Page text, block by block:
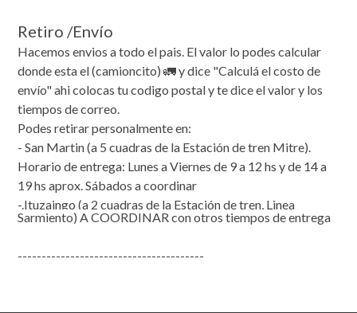
Retiro /Envío
Hacemos envios a todo el pais. El valor lo podes calcular
donde esta el (camioncito) 🚛 y dice "Calculá el costo de
envío" ahi colocas tu codigo postal y te dice el valor y los
tiempos de correo.
Podes retirar personalmente en:
- San Martin (a 5 cuadras de la Estación de tren Mitre).
Horario de entrega: Lunes a Viernes de 9 a 12 hs y de 14 a
19 hs aprox. Sábados a coordinar
-.Ituzaingo (a 2 cuadras de la Estación de tren, Linea
Sarmiento) A COORDINAR con otros tiempos de entrega
---------------------------------------